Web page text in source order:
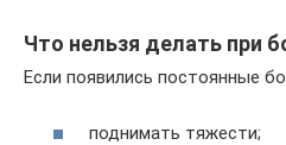
Что нельзя делать при
Если появились постоянные
поднимать тяжести;